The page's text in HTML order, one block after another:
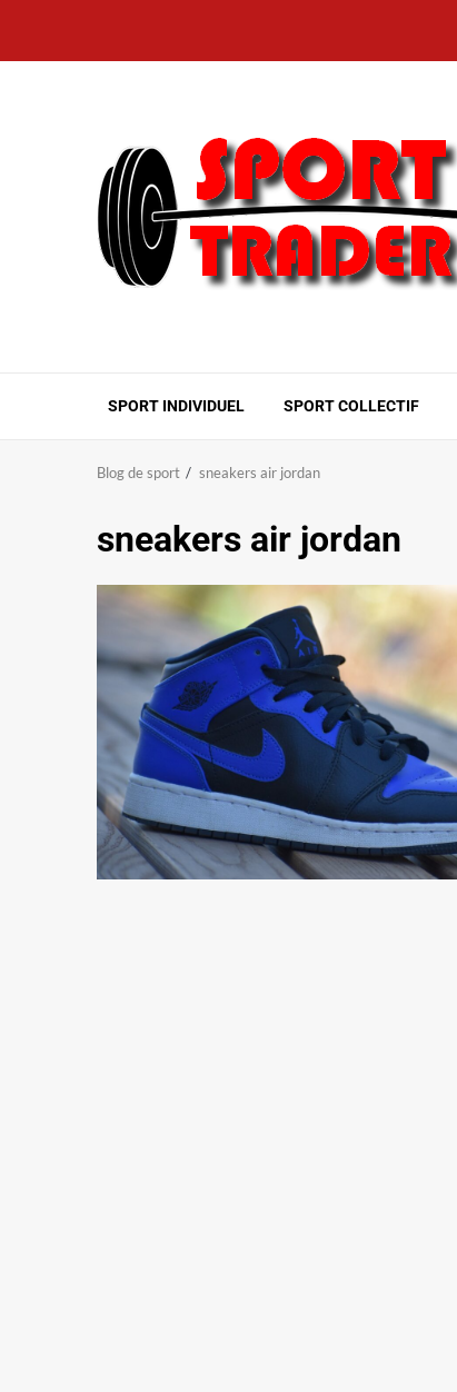
contenu
SPORT INDIVIDUEL SPORT COLLECTIF
Blog de sport sneakers air jordan
sneakers air jordan